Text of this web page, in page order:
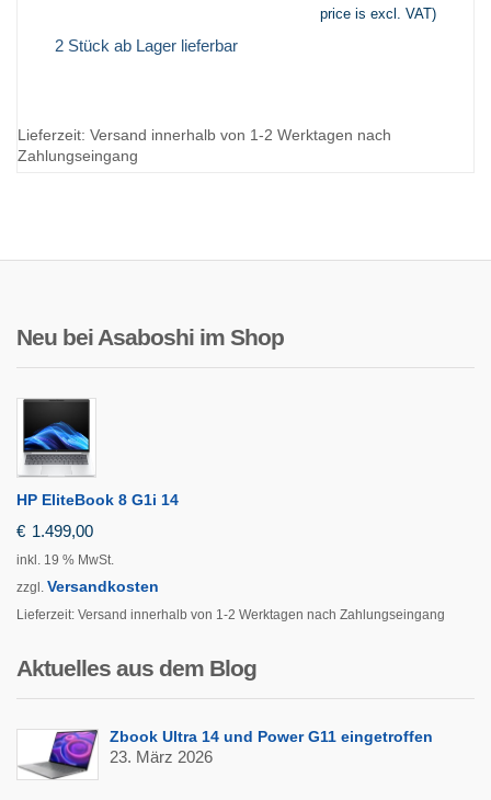
price is excl. VAT)
2 Stück ab Lager lieferbar
Lieferzeit: Versand innerhalb von 1-2 Werktagen nach
Zahlungseingang
Neu bei Asaboshi im Shop
HP EliteBook 8 G1i 14
€ 1.499,00
inkl. 19 % MwSt.
zzgl. Versandkosten
Lieferzeit: Versand innerhalb von 1-2 Werktagen nach Zahlungseingang
Aktuelles aus dem Blog
Zbook Ultra 14 und Power G11 eingetroffen
23. März 2026